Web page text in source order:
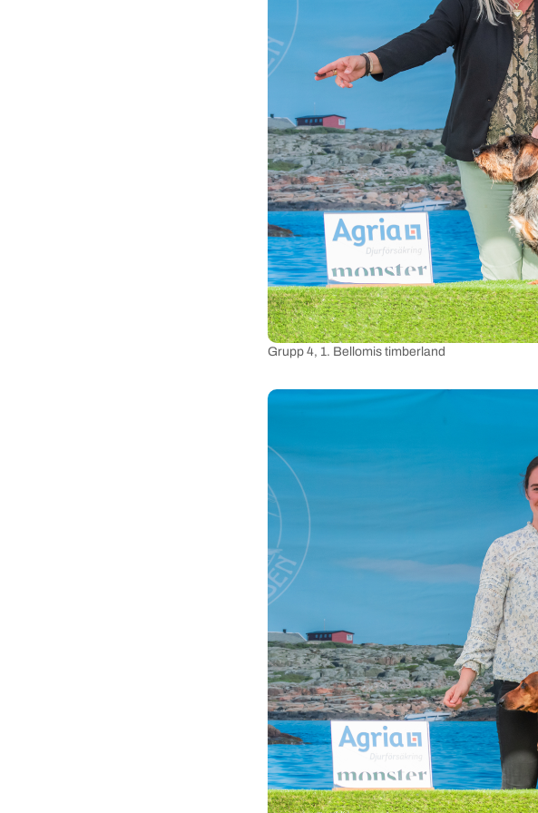
Grupp 4, 1. Bellomis timberland